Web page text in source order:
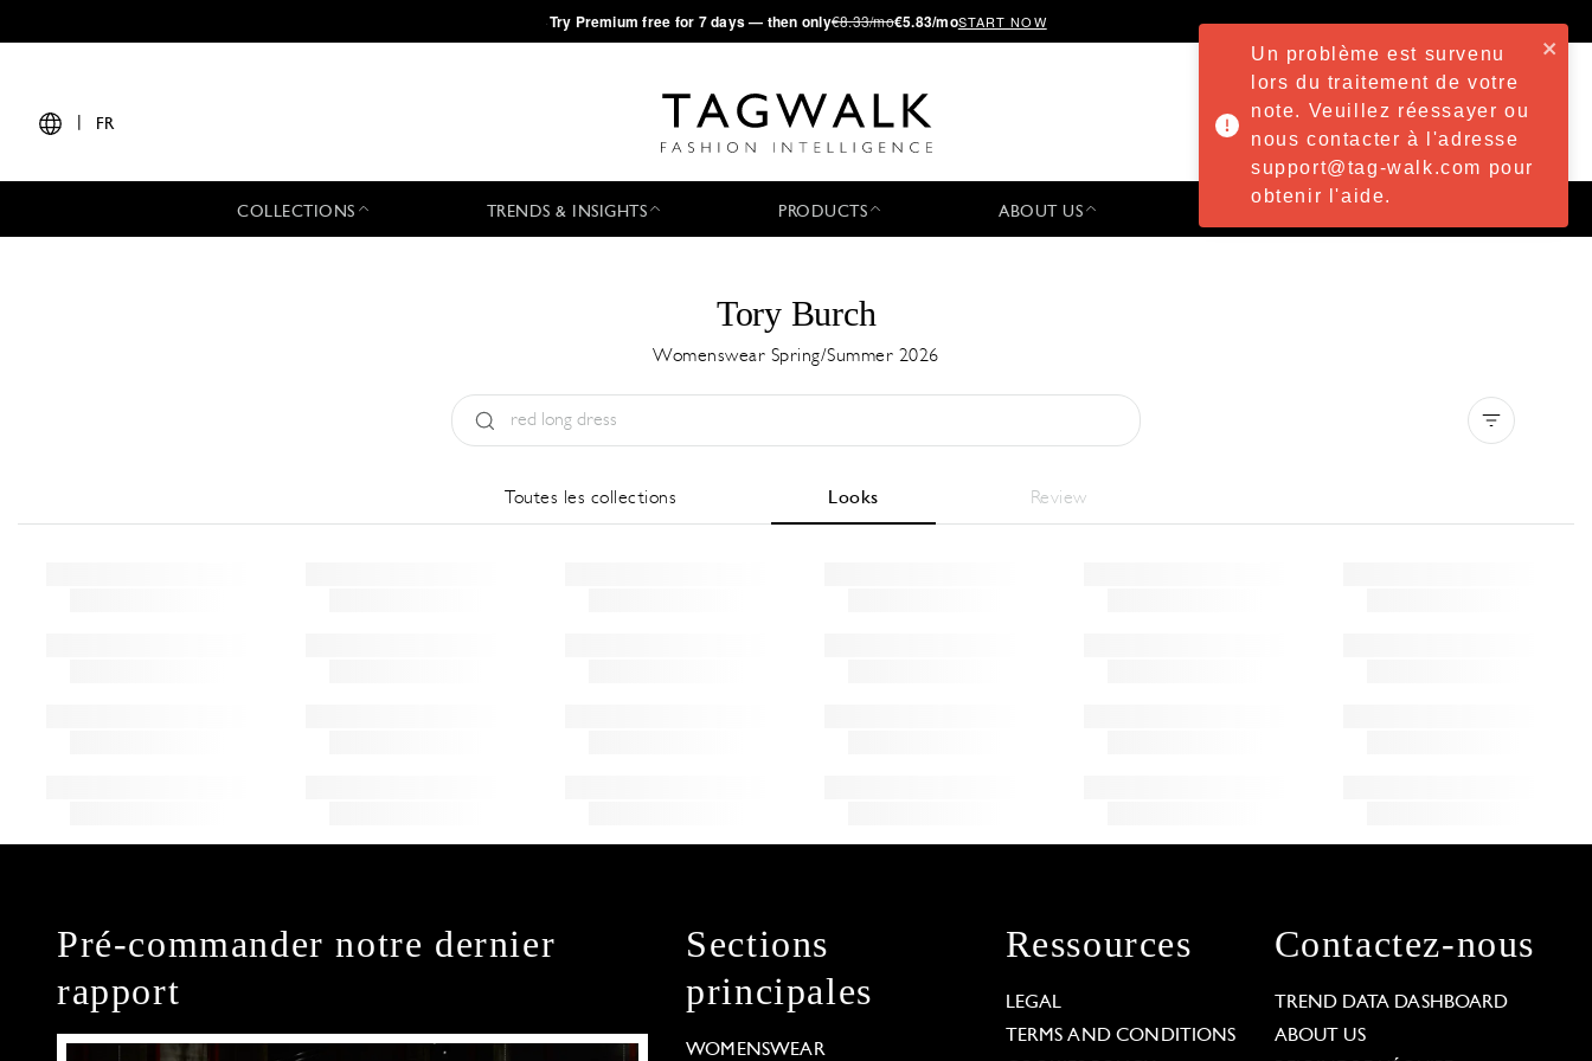
·Try Premium free for 7 days — then only€8.33/mo€5.83/moSTART NOW
FR
COLLECTIONS TRENDS & INSIGHTS PRODUCTS ABOUT US
Tory Burch
Womenswear Spring/Summer 2026
Toutes les collections Looks Review
Pré-commander notre dernier
rapport
Sections
principales
WOMENSWEAR
Ressources
LEGAL
TERMS AND CONDITIONS
Contactez-nous
TREND DATA DASHBOARD
ABOUT US
Un problème est survenu
lors du traitement de votre
note. Veuillez réessayer ou
nous contacter à l'adresse
support@tag-walk.com pour
obtenir l'aide.